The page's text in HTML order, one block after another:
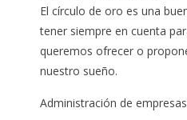
El círculo de oro es una
tener siempre en cuenta
queremos ofrecer o
nuestro sueño.
Administración de